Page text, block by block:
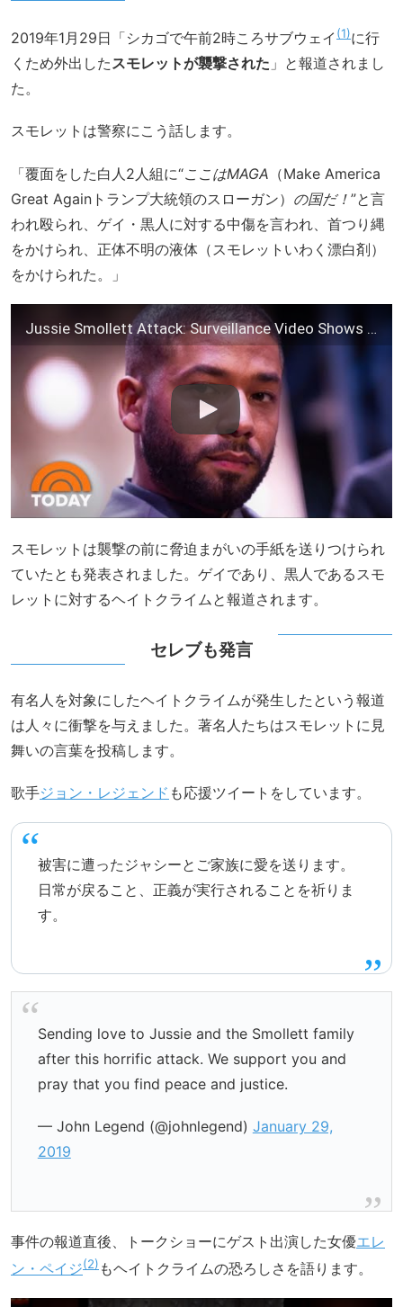
2019年1月29日「シカゴで午前2時ころサブウェイ 1 に行
くため外出したスモレットが襲撃された 」と報道されまし
た。
スモレットは警察にこう話します。
「覆面をした白人2人組に“ここはMAGA （Make America
Great Againトランプ大統領のスローガン） の国だ！ ”と言
われ殴られ、ゲイ・黒人に対する中傷を言われ、首つり縄
をかけられ、正体不明の液体（スモレットいわく漂白剤）
をかけられた。」
Jussie Smollett Attack: Surveillance Video Shows ‘Persons Of Interest’ | TODAY
スモレットは襲撃の前に脅迫まがいの手紙を送りつけられ
ていたとも発表されました。ゲイであり、黒人であるスモ
レットに対するヘイトクライムと報道されます。
セレブも発言
有名人を対象にしたヘイトクライムが発生したという報道
は人々に衝撃を与えました。著名人たちはスモレットに見
舞いの言葉を投稿します。
歌手ジョン・レジェンド も応援ツイートをしています。
被害に遭ったジャシーとご家族に愛を送ります。
日常が戻ること、正義が実行されることを祈りま
す。
Sending love to Jussie and the Smollett family
after this horrific attack. We support you and
pray that you find peace and justice.
— John Legend (@johnlegend) January 29,
2019
事件の報道直後、トークショーにゲスト出演した女優エレ
ン・ペイジ 2 もヘイトクライムの恐ろしさを語ります。